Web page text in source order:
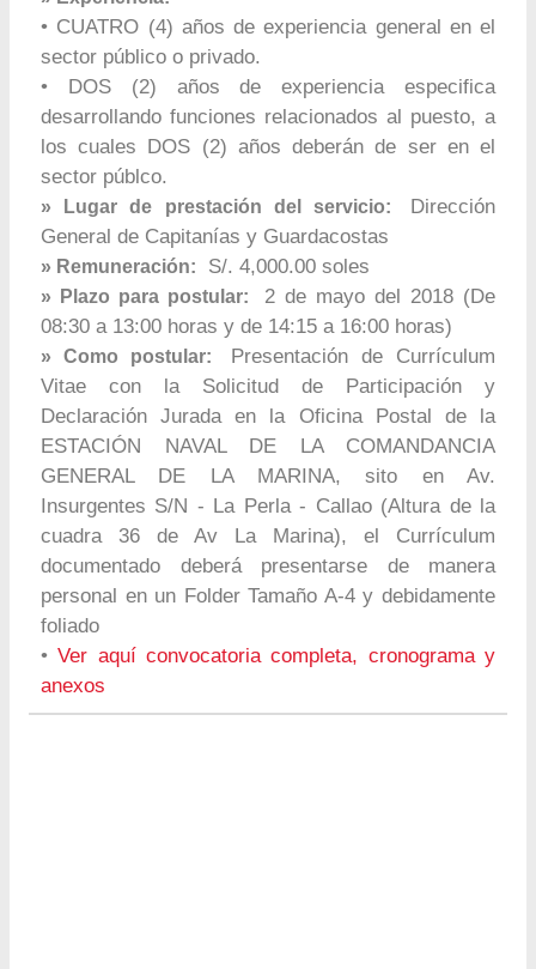
• CUATRO (4) años de experiencia general en el
sector público o privado.
• DOS (2) años de experiencia especifica
desarrollando funciones relacionados al puesto, a
los cuales DOS (2) años deberán de ser en el
sector públco.
» Lugar de prestación del servicio:
Dirección
General de Capitanías y Guardacostas
» Remuneración: S/. 4,000.00 soles
» Plazo para postular:
2 de mayo del 2018 (De
08:30 a 13:00 horas y de 14:15 a 16:00 horas)
» Como postular:
Presentación de Currículum
Vitae con la Solicitud de Participación y
Declaración Jurada en la Oficina Postal de la
ESTACIÓN NAVAL DE LA COMANDANCIA
GENERAL DE LA MARINA, sito en Av.
Insurgentes S/N - La Perla - Callao (Altura de la
cuadra 36 de Av La Marina), el Currículum
documentado deberá presentarse de manera
personal en un Folder Tamaño A-4 y debidamente
foliado
•Ver aquí convocatoria completa, cronograma y
anexos